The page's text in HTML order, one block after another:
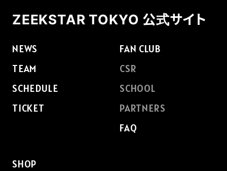
FAQ
ZEEKSTAR TOKYO 公式サイト
NEWS
TEAM
SCHEDULE
TICKET
FAN CLUB
CSR
SCHOOL
PARTNERS
FAQ
SHOP